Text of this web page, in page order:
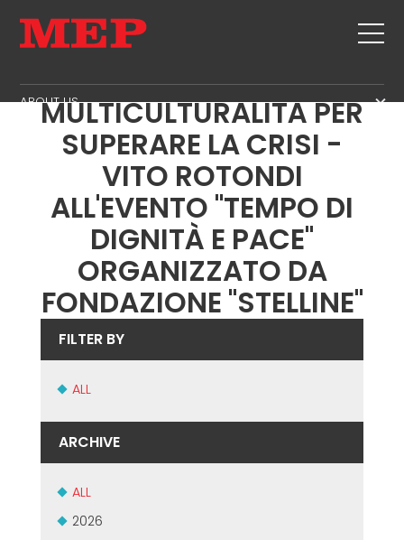
ABOUT US
THE GROUP
PARTNERS
SUSTAINABILITY
MEP BUSINESS SCHOOL
PRODUCTS
CUT+SHAPING
STRAIGHTENING
CUT TO LENGHT
BEND/SHAPING
PILE/CAGE
LATTICE GIRDER
MESH
SECOND HAND
TWINSENSE
CONTACTS
CAREERS
SALES NETWORK
INTERNAZIONALITÀ E
MULTICULTURALITÀ PER
SUPERARE LA CRISI -
VITO ROTONDI
ALL'EVENTO "TEMPO DI
DIGNITÀ E PACE"
ORGANIZZATO DA
FONDAZIONE "STELLINE"
FILTER BY
ALL
ARCHIVE
ALL
2026